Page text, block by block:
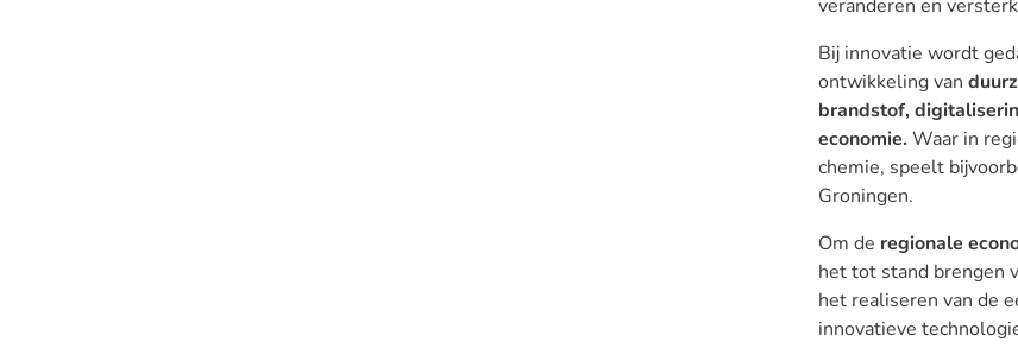
veranderen en
Bij innovatie wordt
ontwikkeling van
brandstof,
economie. Waar in
chemie, speelt
Groningen.
Om de regionale
het tot stand brengen
het realiseren van de
innovatieve